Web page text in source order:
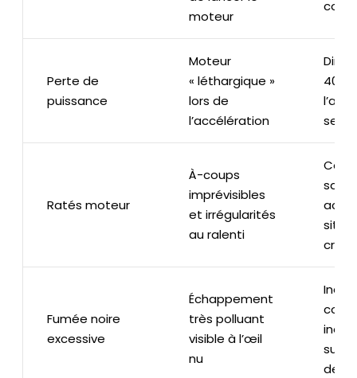
moteur
Perte de
puissance
Moteur
« léthargique »
lors de
l’accélération
40%
Ratés moteur
À-coups
imprévisibles
et irrégularités
au ralenti
Fumée noire
excessive
Échappement
très polluant
visible à l’œil
nu
de